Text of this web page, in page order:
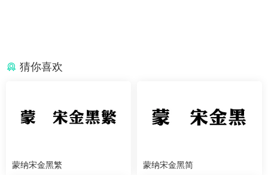
猜你喜欢
蒙纳宋金黑繁 蒙纳宋金黑简